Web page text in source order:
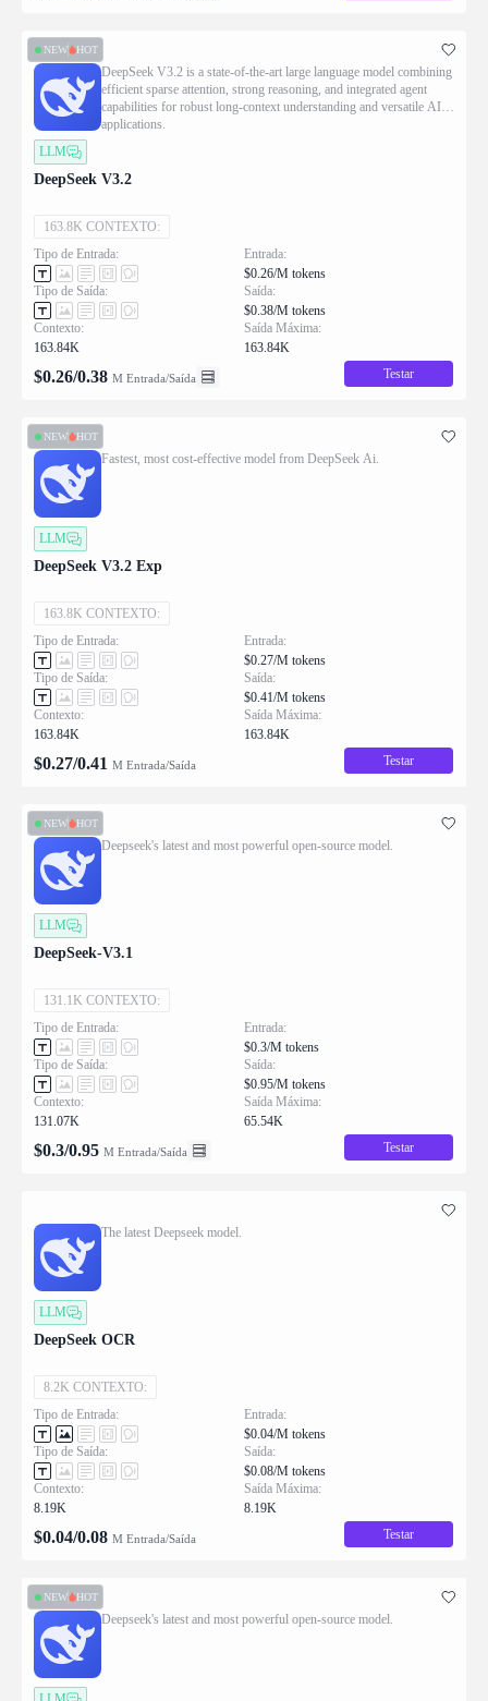
NEW HOT
DeepSeek V3.2 is a state-of-the-art large language model combining
efficient sparse attention, strong reasoning, and integrated agent
capabilities for robust long-context understanding and versatile AI
applications.
LLM
DeepSeek V3.2
163.8K CONTEXTO:
Tipo de Entrada:
Tipo de Saída:
Contexto:
163.84K
Entrada:
$0.26/M tokens
Saída:
$0.38/M tokens
Saída Máxima:
163.84K
$0.26/0.38 M Entrada/Saída Testar
NEW HOT
Fastest, most cost-effective model from DeepSeek Ai.
LLM
DeepSeek V3.2 Exp
163.8K CONTEXTO:
Tipo de Entrada:
Tipo de Saída:
Contexto:
163.84K
Entrada:
$0.27/M tokens
Saída:
$0.41/M tokens
Saída Máxima:
163.84K
$0.27/0.41 M Entrada/Saída Testar
NEW HOT
Deepseek's latest and most powerful open-source model.
LLM
DeepSeek-V3.1
131.1K CONTEXTO:
Tipo de Entrada:
Tipo de Saída:
Contexto:
131.07K
Entrada:
$0.3/M tokens
Saída:
$0.95/M tokens
Saída Máxima:
65.54K
$0.3/0.95 M Entrada/Saída Testar
The latest Deepseek model.
LLM
DeepSeek OCR
8.2K CONTEXTO:
Tipo de Entrada:
Tipo de Saída:
Contexto:
8.19K
Entrada:
$0.04/M tokens
Saída:
$0.08/M tokens
Saída Máxima:
8.19K
$0.04/0.08 M Entrada/Saída Testar
NEW HOT
Deepseek's latest and most powerful open-source model.